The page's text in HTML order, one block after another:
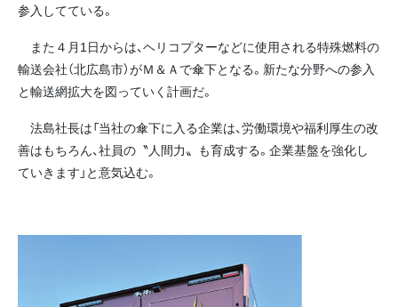
参入してている。
また４月1日からは、ヘリコプターなどに使用される特殊燃料の
輸送会社（北広島市）がＭ＆Ａで傘下となる。新たな分野への参入
と輸送網拡大を図っていく計画だ。
法島社長は「当社の傘下に入る企業は、労働環境や福利厚生の改
善はもちろん、社員の〝人間力〟も育成する。企業基盤を強化し
ていきます」と意気込む。